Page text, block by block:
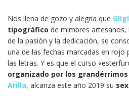
Nos llena de gozo y alegría que
tipográfico de mimbres
de la pasión y la dedicación, se
una de las fechas marcadas en
las letras. Y es que el curso
organizado por los grandérrimos
Arilla, alcanza este año 2019 su